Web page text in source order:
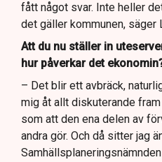
fått något svar. Inte heller
det gäller kommunen, säger
Att du nu ställer in
hur påverkar det
– Det blir ett avbräck,
mig åt allt diskuterande
som att den ena delen av
andra gör. Och då sitter jag